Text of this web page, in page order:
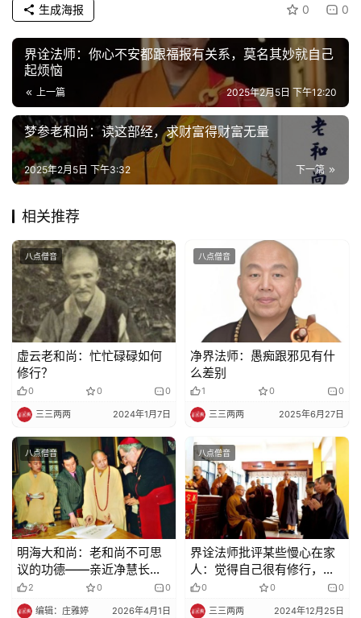
谈
心
乐
菩
提
专
题
公
益
慈
善
佛
教
人
物
寺
院
巡
礼
视
频
纪
录
登录 注册
0 0
生成海报
界诠法师：你心不安都跟福报有关系，莫名其妙就自己
起烦恼
上一篇 2025年2月5日 下午12:20
梦参老和尚：读这部经，求财富得财富无量
下一篇
2025年2月5日 下午3:32
相关推荐
八点僧音
虚云老和尚：忙忙碌碌如何
修行？
0 0 0
三三两两 2024年1月7日
八点僧音
净界法师：愚痴跟邪见有什
么差别
1 0 0
三三两两 2025年6月27日
八点僧音
明海大和尚：老和尚不可思
议的功德——亲近净慧长老
的体验
2 0 0
编辑：庄雅婷 2026年4月1日
八点僧音
界诠法师批评某些慢心在家
人：觉得自己很有修行，出
家人都不修行
0 0 0
三三两两 2024年12月25日